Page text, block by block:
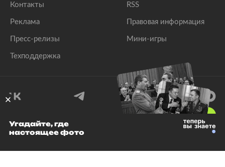
Контакты
Реклама
Пресс-релизы
Техподдержка
RSS
Правовая информация
Мини-игры
© 1999–2026 Все права защищены.
Угадайте, где
настоящее фото